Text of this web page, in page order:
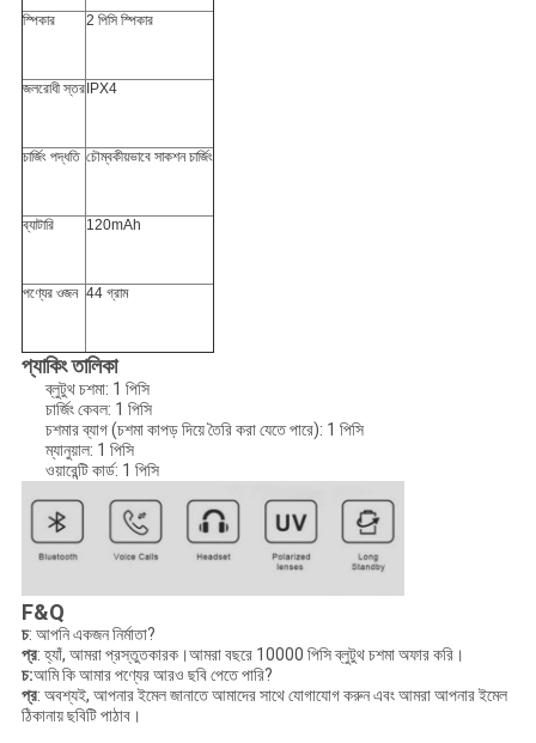
স্পিকার 2 পিসি স্পিকার
জলরোধী স্তর IPX4
চার্জিং পদ্ধতি চৌম্বকীয়ভাবে সাকশন চার্জিং
ব্যাটারি 120mAh
পণ্যের ওজন 44 গ্রাম
প্যাকিং তালিকা
ব্লুটুথ চশমা: 1 পিসি
চার্জিং কেবল: 1 পিসি
চশমার ব্যাগ (চশমা কাপড় দিয়ে তৈরি করা যেতে পারে): 1 পিসি
ম্যানুয়াল: 1 পিসি
ওয়ারেন্টি কার্ড: 1 পিসি
F&Q
চ: আপনি একজন নির্মাতা?
প্র: হ্যাঁ, আমরা প্রস্তুতকারক।আমরা বছরে 10000 পিসি ব্লুটুথ চশমা অফার করি।
চ:আমি কি আমার পণ্যের আরও ছবি পেতে পারি?
প্র: অবশ্যই, আপনার ইমেল জানাতে আমাদের সাথে যোগাযোগ করুন এবং আমরা আপনার ইমেল
ঠিকানায় ছবিটি পাঠাব।